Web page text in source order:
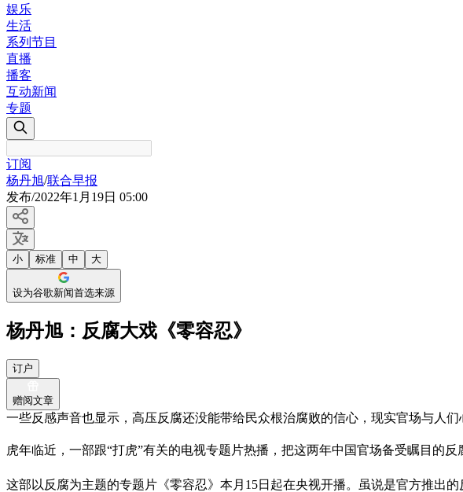
娱乐
生活
系列节目
直播
播客
互动新闻
专题
订阅
杨丹旭/联合早报
发布/2022年1月19日 05:00
小 标准 中 大
设为谷歌新闻首选来源
杨丹旭：反腐大戏《零容忍》
订户
赠阅文章
一些反感声音也显示，高压反腐还没能带给民众根治腐败的信心，现实官场与人们
虎年临近，一部跟“打虎”有关的电视专题片热播，把这两年中国官场备受瞩目的
这部以反腐为主题的专题片《零容忍》本月15日起在央视开播。虽说是官方推出